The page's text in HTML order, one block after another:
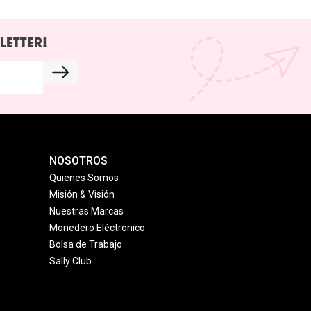
NOSOTROS
Quienes Somos
Misión & Visión
Nuestras Marcas
Monedero Eléctronico
Bolsa de Trabajo
Sally Club